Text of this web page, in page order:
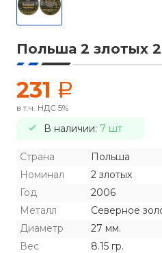
Польша 2 злотых
231 a
в т.ч. НДС 5%
В наличии: 7 шт
Страна
Польша
Номинал
2 злотых
Год
2006
Металл
Северное
Диаметр
27 мм.
Вес
8.15 гр.